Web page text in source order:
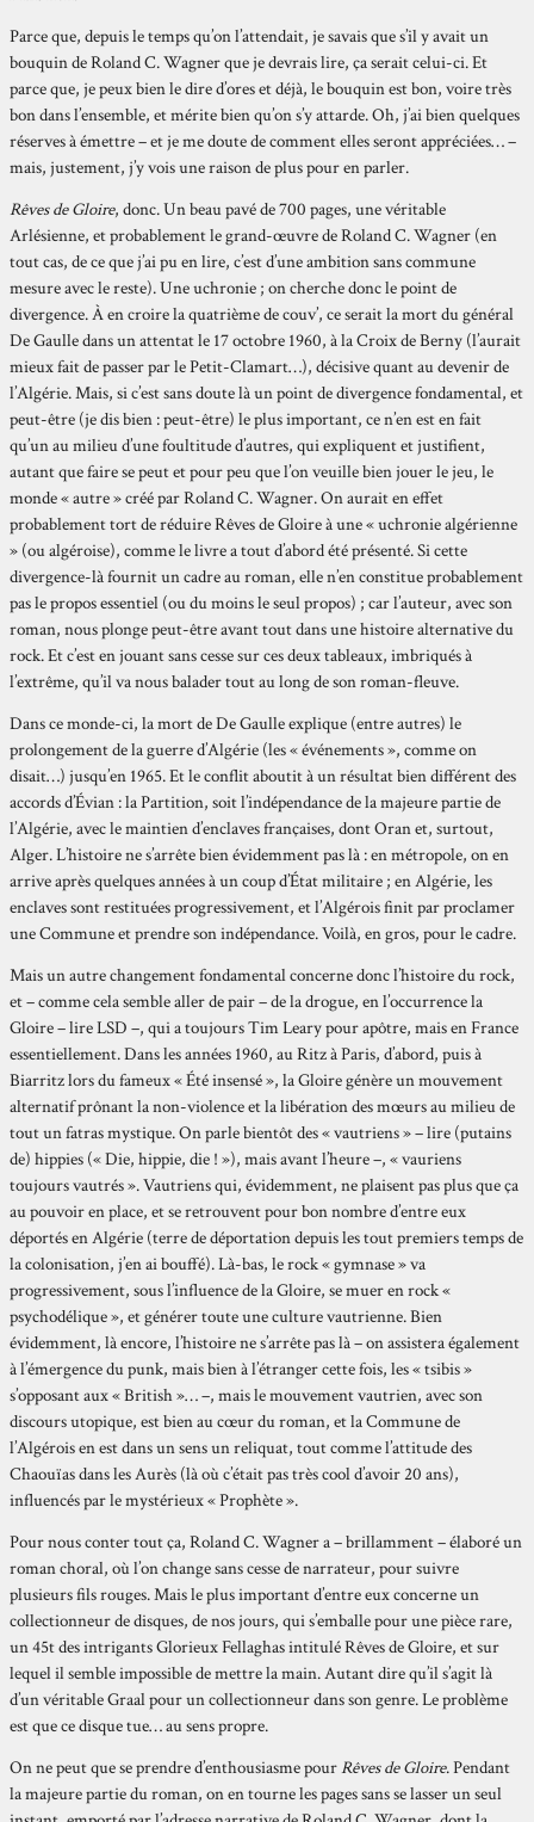
Parce que, depuis le temps qu’on l’attendait, je savais que s’il y avait un
bouquin de Roland C. Wagner que je devrais lire, ça serait celui-ci. Et
parce que, je peux bien le dire d’ores et déjà, le bouquin est bon, voire très
bon dans l’ensemble, et mérite bien qu’on s’y attarde. Oh, j’ai bien quelques
réserves à émettre – et je me doute de comment elles seront appréciées… –
mais, justement, j’y vois une raison de plus pour en parler.
Rêves de Gloire, donc. Un beau pavé de 700 pages, une véritable
Arlésienne, et probablement le grand-œuvre de Roland C. Wagner (en
tout cas, de ce que j’ai pu en lire, c’est d’une ambition sans commune
mesure avec le reste). Une uchronie ; on cherche donc le point de
divergence. À en croire la quatrième de couv’, ce serait la mort du général
De Gaulle dans un attentat le 17 octobre 1960, à la Croix de Berny (l’aurait
mieux fait de passer par le Petit-Clamart…), décisive quant au devenir de
l’Algérie. Mais, si c’est sans doute là un point de divergence fondamental, et
peut-être (je dis bien : peut-être) le plus important, ce n’en est en fait
qu’un au milieu d’une foultitude d’autres, qui expliquent et justifient,
autant que faire se peut et pour peu que l’on veuille bien jouer le jeu, le
monde « autre » créé par Roland C. Wagner. On aurait en effet
probablement tort de réduire Rêves de Gloire à une « uchronie algérienne
» (ou algéroise), comme le livre a tout d’abord été présenté. Si cette
divergence-là fournit un cadre au roman, elle n’en constitue probablement
pas le propos essentiel (ou du moins le seul propos) ; car l’auteur, avec son
roman, nous plonge peut-être avant tout dans une histoire alternative du
rock. Et c’est en jouant sans cesse sur ces deux tableaux, imbriqués à
l’extrême, qu’il va nous balader tout au long de son roman-fleuve.
Dans ce monde-ci, la mort de De Gaulle explique (entre autres) le
prolongement de la guerre d’Algérie (les « événements », comme on
disait…) jusqu’en 1965. Et le conflit aboutit à un résultat bien différent des
accords d’Évian : la Partition, soit l’indépendance de la majeure partie de
l’Algérie, avec le maintien d’enclaves françaises, dont Oran et, surtout,
Alger. L’histoire ne s’arrête bien évidemment pas là : en métropole, on en
arrive après quelques années à un coup d’État militaire ; en Algérie, les
enclaves sont restituées progressivement, et l’Algérois finit par proclamer
une Commune et prendre son indépendance. Voilà, en gros, pour le cadre.
Mais un autre changement fondamental concerne donc l’histoire du rock,
et – comme cela semble aller de pair – de la drogue, en l’occurrence la
Gloire – lire LSD –, qui a toujours Tim Leary pour apôtre, mais en France
essentiellement. Dans les années 1960, au Ritz à Paris, d’abord, puis à
Biarritz lors du fameux « Été insensé », la Gloire génère un mouvement
alternatif prônant la non-violence et la libération des mœurs au milieu de
tout un fatras mystique. On parle bientôt des « vautriens » – lire (putains
de) hippies (« Die, hippie, die ! »), mais avant l’heure –, « vauriens
toujours vautrés ». Vautriens qui, évidemment, ne plaisent pas plus que ça
au pouvoir en place, et se retrouvent pour bon nombre d’entre eux
déportés en Algérie (terre de déportation depuis les tout premiers temps de
la colonisation, j’en ai bouffé). Là-bas, le rock « gymnase » va
progressivement, sous l’influence de la Gloire, se muer en rock «
psychodélique », et générer toute une culture vautrienne. Bien
évidemment, là encore, l’histoire ne s’arrête pas là – on assistera également
à l’émergence du punk, mais bien à l’étranger cette fois, les « tsibis »
s’opposant aux « British »… –, mais le mouvement vautrien, avec son
discours utopique, est bien au cœur du roman, et la Commune de
l’Algérois en est dans un sens un reliquat, tout comme l’attitude des
Chaouïas dans les Aurès (là où c’était pas très cool d’avoir 20 ans),
influencés par le mystérieux « Prophète ».
Pour nous conter tout ça, Roland C. Wagner a – brillamment – élaboré un
roman choral, où l’on change sans cesse de narrateur, pour suivre
plusieurs fils rouges. Mais le plus important d’entre eux concerne un
collectionneur de disques, de nos jours, qui s’emballe pour une pièce rare,
un 45t des intrigants Glorieux Fellaghas intitulé Rêves de Gloire, et sur
lequel il semble impossible de mettre la main. Autant dire qu’il s’agit là
d’un véritable Graal pour un collectionneur dans son genre. Le problème
est que ce disque tue… au sens propre.
On ne peut que se prendre d’enthousiasme pourRêves de Gloire. Pendant
la majeure partie du roman, on en tourne les pages sans se lasser un seul